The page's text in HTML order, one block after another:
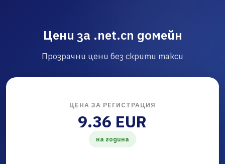
Цени за .net.cn домейн
Прозрачни цени без скрити такси
ЦЕНА ЗА РЕГИСТРАЦИЯ
9.36 EUR
на година